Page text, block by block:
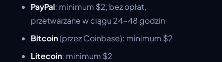
PayPal: minimum $2, bez opłat,
przetwarzane w ciągu 24-48 godzin
Bitcoin(przez Coinbase): minimum $2
Litecoin: minimum $2